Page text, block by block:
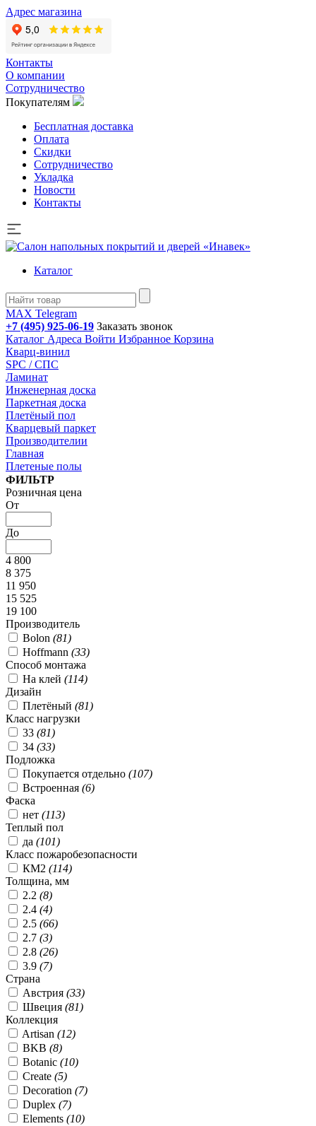
Адрес магазина
Контакты
О компании
Сотрудничество
Покупателям
Бесплатная доставка
Оплата
Скидки
Сотрудничество
Укладка
Новости
Контакты
Каталог
MAX Telegram
+7 (495) 925-06-19 Заказать звонок
Каталог Адреса Войти Избранное Корзина
Кварц-винил
SPC / СПС
Ламинат
Инженерная доска
Паркетная доска
Плетёный пол
Кварцевый паркет
Производителии
Главная
Плетеные полы
Подбор параметров
ФИЛЬТР
Розничная цена
От
До
4 800
8 375
11 950
15 525
19 100
Производитель
Bolon (81)
Hoffmann (33)
Способ монтажа
На клей (114)
Дизайн
Плетёный (81)
Класс нагрузки
33 (81)
34 (33)
Подложка
Покупается отдельно (107)
Встроенная (6)
Фаска
нет (113)
Теплый пол
да (101)
Класс пожаробезопасности
КМ2 (114)
Толщина, мм
2.2 (8)
2.4 (4)
2.5 (66)
2.7 (3)
2.8 (26)
3.9 (7)
Страна
Австрия (33)
Швеция (81)
Коллекция
Artisan (12)
BKB (8)
Botanic (10)
Create (5)
Decoration (7)
Duplex (7)
Elements (10)